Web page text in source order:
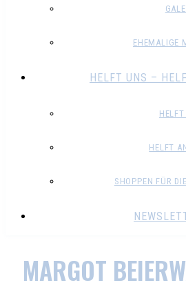
EHEMALIGE
HELFT UNS –
HELFT
SHOPPEN FÜR
MARGOT